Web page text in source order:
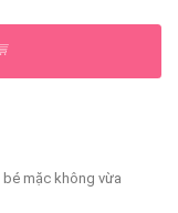
mặc không vừa